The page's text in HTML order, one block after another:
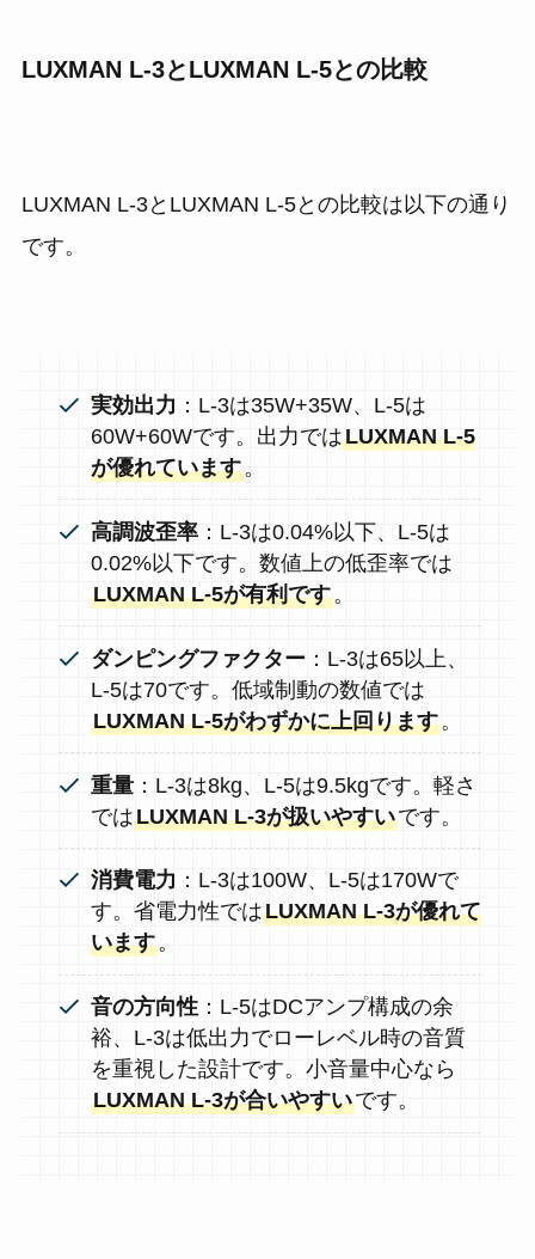
LUXMAN L-3とLUXMAN L-5との比較
LUXMAN L-3とLUXMAN L-5との比較は以下の通り
です。
実効出力 ：L-3は35W+35W、L-5は
60W+60Wです。出力ではLUXMAN L-5
が優れています。
高調波歪率 ：L-3は0.04%以下、L-5は
0.02%以下です。数値上の低歪率では
LUXMAN L-5が有利です。
ダンピングファクター ：L-3は65以上、
L-5は70です。低域制動の数値では
LUXMAN L-5がわずかに上回ります。
重量 ：L-3は8kg、L-5は9.5kgです。軽さ
ではLUXMAN L-3が扱いやすいです。
消費電力 ：L-3は100W、L-5は170Wで
す。省電力性ではLUXMAN L-3が優れて
います。
音の方向性 ：L-5はDCアンプ構成の余
裕、L-3は低出力でローレベル時の音質
を重視した設計です。小音量中心なら
LUXMAN L-3が合いやすいです。